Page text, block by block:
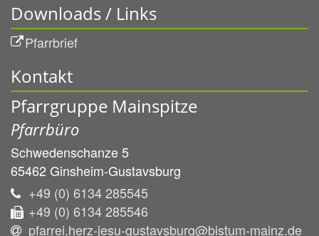
Downloads / Links
Pfarrbrief
Kontakt
Pfarrgruppe Mainspitze
Pfarrbüro
Schwedenschanze 5
65462 Ginsheim-Gustavsburg
+49 (0) 6134 285545
+49 (0) 6134 285546
pfarrei.herz-jesu-gustavsburg@bistum-mainz.de